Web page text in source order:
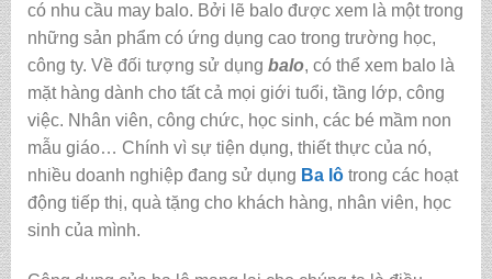
có nhu cầu may balo. Bởi lẽ balo được xem là một trong
những sản phẩm có ứng dụng cao trong trường học,
công ty. Về đối tượng sử dụng balo, có thể xem balo là
mặt hàng dành cho tất cả mọi giới tuổi, tầng lớp, công
việc. Nhân viên, công chức, học sinh, các bé mầm non
mẫu giáo… Chính vì sự tiện dụng, thiết thực của nó,
nhiều doanh nghiệp đang sử dụng Ba lôtrong các hoạt
động tiếp thị, quà tặng cho khách hàng, nhân viên, học
sinh của mình.